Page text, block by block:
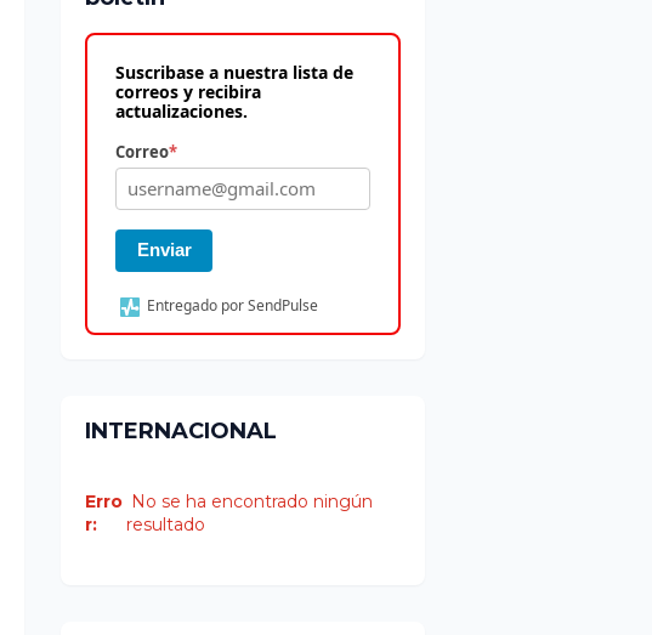
Suscribase a nuestra lista de
correos y recibira
actualizaciones.
Correo*
Enviar
Entregado por SendPulse
INTERNACIONAL
Erro
r:
No se ha encontrado ningún
resultado